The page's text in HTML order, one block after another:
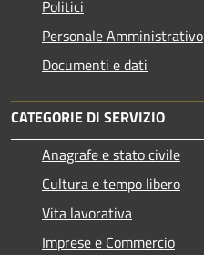
Politici
Personale Amministrativo
Documenti e dati
CATEGORIE DI SERVIZIO
Anagrafe e stato civile
Cultura e tempo libero
Vita lavorativa
Imprese e Commercio